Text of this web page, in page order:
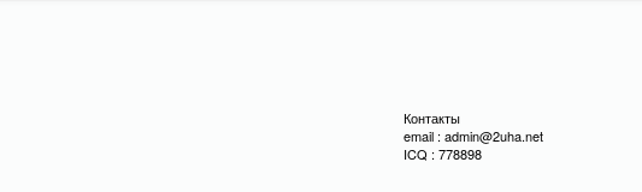
Контакты
email : admin@2uha.net
ICQ : 778898